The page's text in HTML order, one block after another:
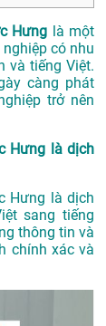
Hưng là một
có nhu
và tiếng Việt.
càng phát
trở nên
Hưng là dịch
Hưng là dịch
sang tiếng
thông tin và
chính xác và